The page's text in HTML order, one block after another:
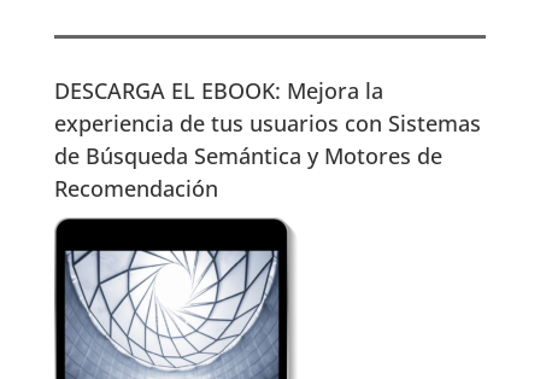
DESCARGA EL EBOOK: Mejora la
experiencia de tus usuarios con Sistemas
de Búsqueda Semántica y Motores de
Recomendación